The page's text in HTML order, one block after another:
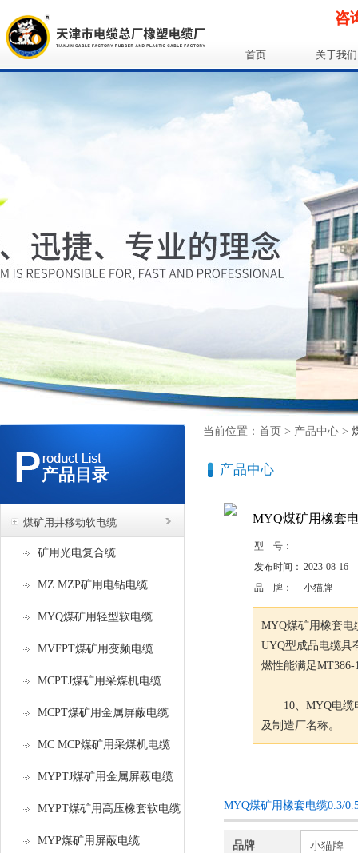
咨
首页 关于我们
产品目录
煤矿用井移动软电缆
矿用光电复合缆
MZ MZP矿用电钻电缆
MYQ煤矿用轻型软电缆
MVFPT煤矿用变频电缆
MCPTJ煤矿用采煤机电缆
MCPT煤矿用金属屏蔽电缆
MC MCP煤矿用采煤机电缆
MYPTJ煤矿用金属屏蔽电缆
MYPT煤矿用高压橡套软电缆
MYP煤矿用屏蔽电缆
当前位置：首页 > 产品中心 >
产品中心
MYQ煤矿用橡套
型 号：
发布时间： 2023-08-16
品 牌：
小猫牌
MYQ煤矿用橡套电
UYQ型成品电缆具
燃性能满足MT386-
10、MYQ电缆
及制造厂名称。
MYQ煤矿用橡套电缆0.3/
品牌 小猫牌